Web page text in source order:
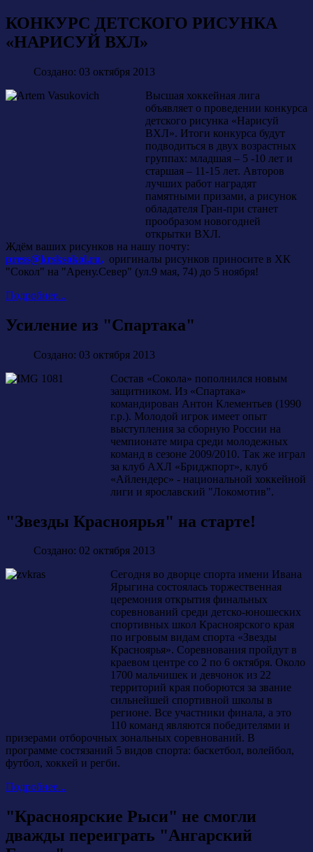
КОНКУРС ДЕТСКОГО РИСУНКА
«НАРИСУЙ ВХЛ»
Создано: 03 октября 2013
Высшая хоккейная лига
объявляет о проведении конкурса
детского рисунка «Нарисуй
ВХЛ». Итоги конкурса будут
подводиться в двух возрастных
группах: младшая – 5 -10 лет и
старшая – 11-15 лет. Авторов
лучших работ наградят
памятными призами, а рисунок
обладателя Гран-при станет
прообразом новогодней
открытки ВХЛ.
Ждём ваших рисунков на нашу почту:
press@krsksokol.ru, оригиналы рисунков приносите в ХК
"Сокол" на "Арену.Север" (ул.9 мая, 74) до 5 ноября!
Подробнее...
Усиление из "Спартака"
Создано: 03 октября 2013
Состав «Сокола» пополнился новым
защитником. Из «Спартака»
командирован Антон Клементьев (1990
г.р.). Молодой игрок имеет опыт
выступления за сборную России на
чемпионате мира среди молодежных
команд в сезоне 2009/2010. Так же играл
за клуб АХЛ «Бриджпорт», клуб
«Айлендерс» - национальной хоккейной
лиги и ярославский "Локомотив".
"Звезды Красноярья" на старте!
Создано: 02 октября 2013
Сегодня во дворце спорта имени Ивана
Ярыгина состоялась торжественная
церемония открытия финальных
соревнований среди детско-юношеских
спортивных школ Красноярского края
по игровым видам спорта «Звезды
Красноярья». Соревнования пройдут в
краевом центре со 2 по 6 октября. Около
1700 мальчишек и девчонок из 22
территорий края поборются за звание
сильнейшей спортивной школы в
регионе. Все участники финала, а это
110 команд являются победителями и
призерами отборочных зональных соревнований. В
программе состязаний 5 видов спорта: баскетбол, волейбол,
футбол, хоккей и регби.
Подробнее...
"Красноярские Рыси" не смогли
дважды переиграть "Ангарский